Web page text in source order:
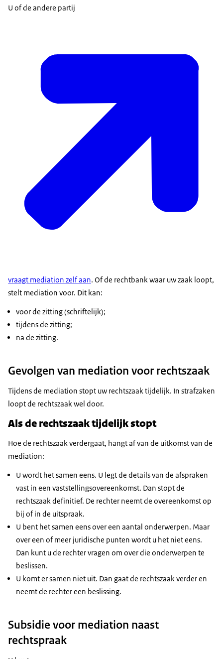
U of de andere partij
vraagt mediation zelf aan. Of de rechtbank waar uw zaak loopt,
stelt mediation voor. Dit kan:
voor de zitting (schriftelijk);
tijdens de zitting;
na de zitting.
Gevolgen van mediation voor rechtszaak
Tijdens de mediation stopt uw rechtszaak tijdelijk. In strafzaken
loopt de rechtszaak wel door.
Als de rechtszaak tijdelijk stopt
Hoe de rechtszaak verdergaat, hangt af van de uitkomst van de
mediation:
U wordt het samen eens. U legt de details van de afspraken
vast in een vaststellingsovereenkomst. Dan stopt de
rechtszaak definitief. De rechter neemt de overeenkomst op
bij of in de uitspraak.
U bent het samen eens over een aantal onderwerpen. Maar
over een of meer juridische punten wordt u het niet eens.
Dan kunt u de rechter vragen om over die onderwerpen te
beslissen.
U komt er samen niet uit. Dan gaat de rechtszaak verder en
neemt de rechter een beslissing.
Subsidie voor mediation naast
rechtspraak